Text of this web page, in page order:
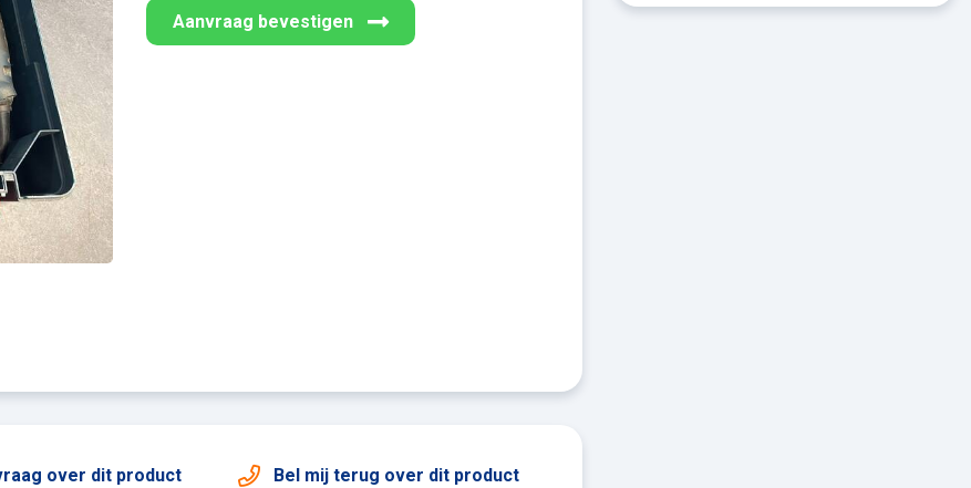
Aanvraag bevestigen
over dit product Bel mij terug over dit product